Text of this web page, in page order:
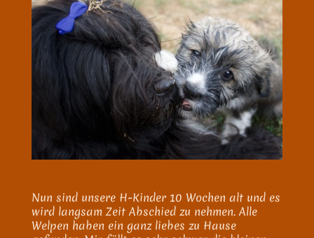
Nun sind unsere H-Kinder 10 Wochen alt und es
wird langsam Zeit Abschied zu nehmen. Alle
Welpen haben ein ganz liebes zu Hause